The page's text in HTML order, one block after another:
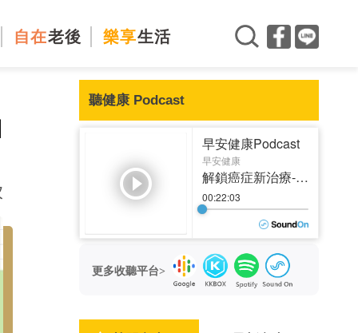
自在老後 樂享生活
聽健康 Podcast
更多收聽平台>